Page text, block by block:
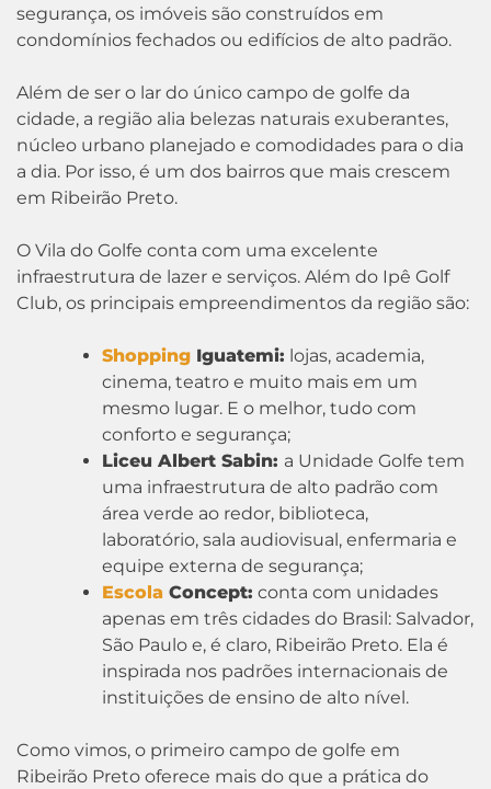
segurança, os imóveis são construídos em
condomínios fechados ou edifícios de alto padrão.
Além de ser o lar do único campo de golfe da
cidade, a região alia belezas naturais exuberantes,
núcleo urbano planejado e comodidades para o dia
a dia. Por isso, é um dos bairros que mais crescem
em Ribeirão Preto.
O Vila do Golfe conta com uma excelente
infraestrutura de lazer e serviços. Além do Ipê Golf
Club, os principais empreendimentos da região são:
Shopping Iguatemi: lojas, academia,
cinema, teatro e muito mais em um
mesmo lugar. E o melhor, tudo com
conforto e segurança;
Liceu Albert Sabin: a Unidade Golfe tem
uma infraestrutura de alto padrão com
área verde ao redor, biblioteca,
laboratório, sala audiovisual, enfermaria e
equipe externa de segurança;
Escola Concept: conta com unidades
apenas em três cidades do Brasil: Salvador,
São Paulo e, é claro, Ribeirão Preto. Ela é
inspirada nos padrões internacionais de
instituições de ensino de alto nível.
Como vimos, o primeiro campo de golfe em
Ribeirão Preto oferece mais do que a prática do